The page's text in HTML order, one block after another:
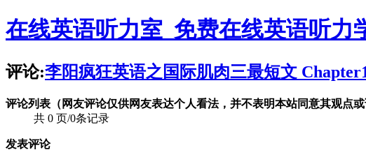
在线英语听力室_免费在线英语听力
评论:李阳疯狂英语之国际肌肉三最短文
评论列表（网友评论仅供网友表达个人看法，并不表明本站同意其观点或
共 0 页/0条记录
发表评论